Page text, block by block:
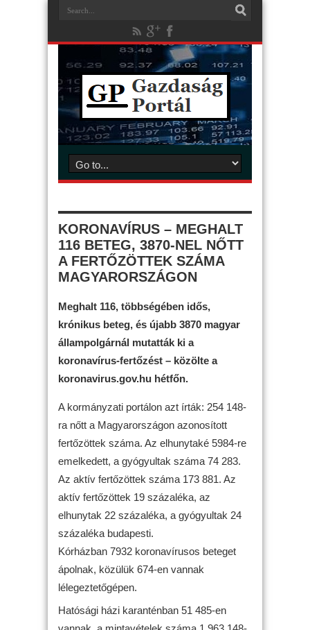
KORONAVÍRUS – MEGHALT
116 BETEG, 3870-NEL NŐTT
A FERTŐZÖTTEK SZÁMA
MAGYARORSZÁGON
Meghalt 116, többségében idős,
krónikus beteg, és újabb 3870 magyar
állampolgárnál mutatták ki a
koronavírus-fertőzést – közölte a
koronavirus.gov.hu hétfőn.
A kormányzati portálon azt írták: 254 148-
ra nőtt a Magyarországon azonosított
fertőzöttek száma. Az elhunytaké 5984-re
emelkedett, a gyógyultak száma 74 283.
Az aktív fertőzöttek száma 173 881. Az
aktív fertőzöttek 19 százaléka, az
elhunytak 22 százaléka, a gyógyultak 24
százaléka budapesti.
Kórházban 7932 koronavírusos beteget
ápolnak, közülük 674-en vannak
lélegeztetőgépen.
Hatósági házi karanténban 51 485-en